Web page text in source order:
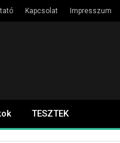
Kapcsolat Impresszum
TESZTEK